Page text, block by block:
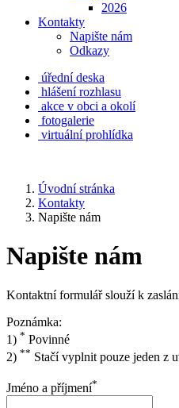
2026
Kontakty
Napište nám
Odkazy
úřední deska
hlášení rozhlasu
akce v obci a okolí
fotogalerie
virtuální prohlídka
Úvodní stránka
Kontakty
Napište nám
Napište nám
Kontaktní formulář slouží k
Poznámka:
1) * Povinné
2) ** Stačí vyplnit pouze jeden z
Jméno a příjmení*